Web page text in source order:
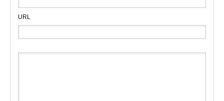
URL